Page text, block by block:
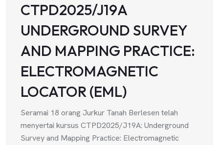
CTPD2025/J19A
UNDERGROUND SURVEY
AND MAPPING PRACTICE:
ELECTROMAGNETIC
LOCATOR (EML)
Seramai 18 orang Jurkur Tanah Berlesen telah
menyertai kursus CTPD2025/J19A: Underground
Survey and Mapping Practice: Electromagnetic